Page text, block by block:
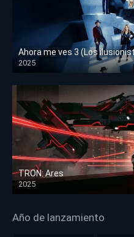
Ahora me ves 3 (Los
2025
HD 1080p
TRON: Ares
2025
HD 1080p
Año de lanzamiento